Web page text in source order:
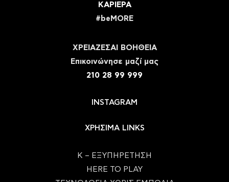
ΚΑΡΙΕΡΑ
#beMORE
ΧΡΕΙΑΖΕΣΑΙ ΒΟΗΘΕΙΑ
Eπικοινώνησε μαζί μας
210 28 99 999
INSTAGRAM
ΧΡΗΣΙΜΑ LINKS
Κ – ΕΞΥΠΗΡΕΤΗΣΗ
HERE TO PLAY